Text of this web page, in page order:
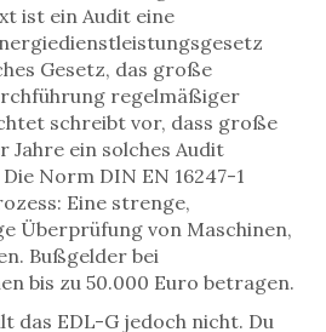
ist ein Audit eine
Gesetz, das große
regelmäßiger
schreibt vor, dass große
Jahre ein solches Audit
Norm DIN EN 16247-1
Eine strenge,
Überprüfung von Maschinen,
Bußgelder bei
bis zu 50.000 Euro betragen.
das EDL-G jedoch nicht. Du